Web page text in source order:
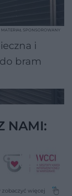
i
bram
MATERIAŁ SPONSOROWANY
NAMI: